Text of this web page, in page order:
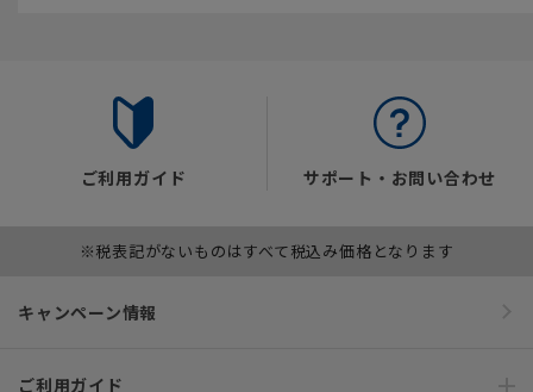
ご利用ガイド サポート・お問い合わせ
※税表記がないものはすべて税込み価格となります
キャンペーン情報
ご利用ガイド